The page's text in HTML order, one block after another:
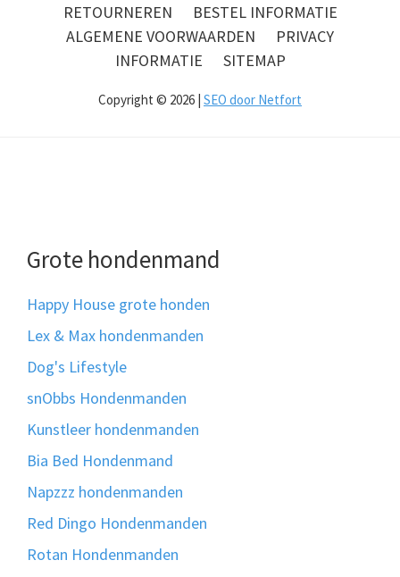
RETOURNEREN
BESTEL INFORMATIE
ALGEMENE VOORWAARDEN
PRIVACY
INFORMATIE
SITEMAP
Copyright © 2026 | SEO door Netfort
Grote hondenmand
Happy House grote honden
Lex & Max hondenmanden
Dog's Lifestyle
snObbs Hondenmanden
Kunstleer hondenmanden
Bia Bed Hondenmand
Napzzz hondenmanden
Red Dingo Hondenmanden
Rotan Hondenmanden